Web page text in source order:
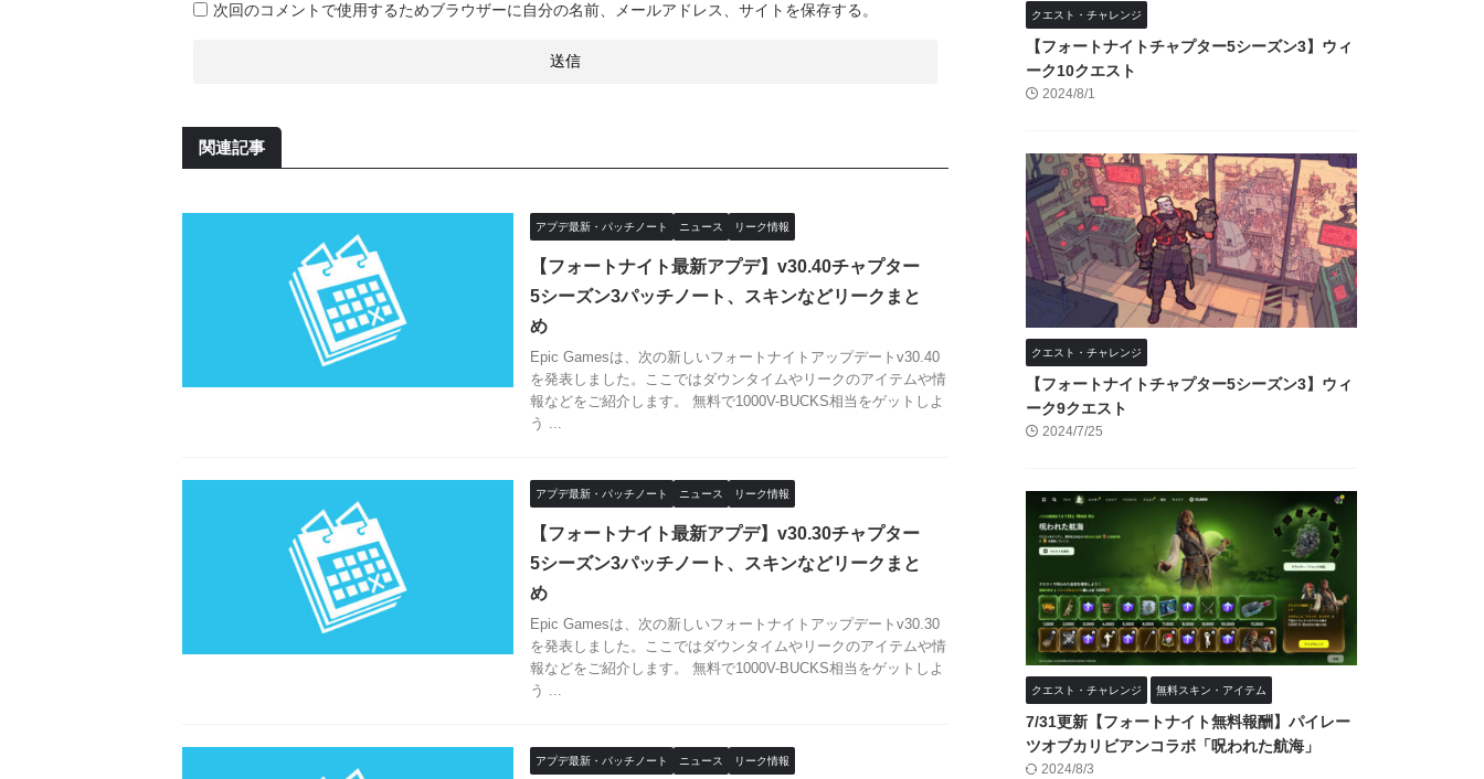
次回のコメントで使用するためブラウザーに自分の名前、メールアドレス、サイトを保存する。
関連記事
アプデ最新・パッチノート ニュース リーク情報
【フォートナイト最新アプデ】v30.40チャプター
5シーズン3パッチノート、スキンなどリークまと
め
Epic Gamesは、次の新しいフォートナイトアップデートv30.40
を発表しました。ここではダウンタイムやリークのアイテムや情
報などをご紹介します。 無料で1000V-BUCKS相当をゲットしよ
う ...
アプデ最新・パッチノート ニュース リーク情報
【フォートナイト最新アプデ】v30.30チャプター
5シーズン3パッチノート、スキンなどリークまと
め
Epic Gamesは、次の新しいフォートナイトアップデートv30.30
を発表しました。ここではダウンタイムやリークのアイテムや情
報などをご紹介します。 無料で1000V-BUCKS相当をゲットしよ
う ...
アプデ最新・パッチノート ニュース リーク情報
クエスト・チャレンジ
【フォートナイトチャプター5シーズン3】ウィ
ーク10クエスト
2024/8/1
クエスト・チャレンジ
【フォートナイトチャプター5シーズン3】ウィ
ーク9クエスト
2024/7/25
クエスト・チャレンジ 無料スキン・アイテム
7/31更新【フォートナイト無料報酬】パイレー
ツオブカリビアンコラボ「呪われた航海」
2024/8/3